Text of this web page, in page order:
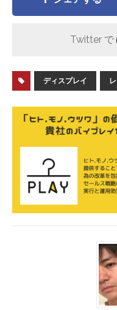
Twitter で
ディスプレイ